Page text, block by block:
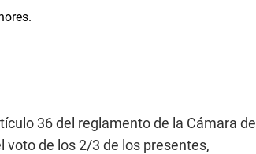
36 del reglamento de la Cámara de
voto de los 2/3 de los presentes,